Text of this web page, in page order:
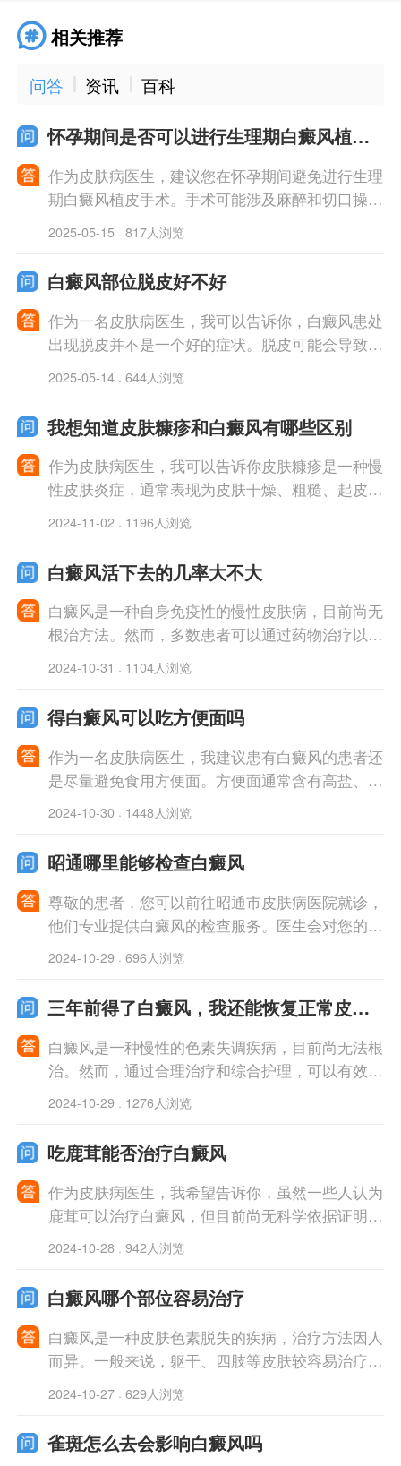
相关推荐
问答 资讯 百科
怀孕期间是否可以进行生理期白癜风植皮
手术
作为皮肤病医生，建议您在怀孕期间避免进行生理
期白癜风植皮手术。手术可能涉及麻醉和切口操
作，对胎儿的安全会有一定风险。建议您与医生合
作，寻找其他非手术治疗方法或推迟手术
2025-05-15 · 817人浏览
白癜风部位脱皮好不好
作为一名皮肤病医生，我可以告诉你，白癜风患处
出现脱皮并不是一个好的症状。脱皮可能会导致皮
肤变得更加敏感，容易受到外界刺激和感染的影
响。此外，脱皮也可能会给患者带来心理负
2025-05-14 · 644人浏览
我想知道皮肤糠疹和白癜风有哪些区别
作为皮肤病医生，我可以告诉你皮肤糠疹是一种慢
性皮肤炎症，通常表现为皮肤干燥、粗糙、起皮和
瘙痒等症状，一般不引起色素异常。而白癜风是一
种常见的自身免疫性色素缺失疾病，会导
2024-11-02 · 1196人浏览
白癜风活下去的几率大不大
白癜风是一种自身免疫性的慢性皮肤病，目前尚无
根治方法。然而，多数患者可以通过药物治疗以及
改善生活方式等手段来缓解症状，提高活下去的机
会。药物治疗包括激素外用、紫外线照
2024-10-31 · 1104人浏览
得白癜风可以吃方便面吗
作为一名皮肤病医生，我建议患有白癜风的患者还
是尽量避免食用方便面。方便面通常含有高盐、高
油和添加剂等成分，这些可能对病情产生负面影
响。建议患者饮食上尽量选择营养均衡
2024-10-30 · 1448人浏览
昭通哪里能够检查白癜风
尊敬的患者，您可以前往昭通市皮肤病医院就诊，
他们专业提供白癜风的检查服务。医生会对您的症
状进行详细询问和观察，并根据需要进行相应的实
验室检查、皮肤镜检查等。据此，医生将
2024-10-29 · 696人浏览
三年前得了白癜风，我还能恢复正常皮肤
吗
白癜风是一种慢性的色素失调疾病，目前尚无法根
治。然而，通过合理治疗和综合护理，可以有效缓
解白斑扩散，促进色素再生。建议您及时就医，由
专业皮肤病医生制定个性化的治疗方案。在
2024-10-29 · 1276人浏览
吃鹿茸能否治疗白癜风
作为皮肤病医生，我希望告诉你，虽然一些人认为
鹿茸可以治疗白癜风，但目前尚无科学依据证明其
疗效。白癜风是一种复杂的自身免疫性疾病，需要
综合治疗。建议你咨询专业医生，选择标准
2024-10-28 · 942人浏览
白癜风哪个部位容易治疗
白癜风是一种皮肤色素脱失的疾病，治疗方法因人
而异。一般来说，躯干、四肢等皮肤较容易治疗，
而面部、手掌、足心等部位治疗难度较大。提前咨
询专业医生，制定个体化治疗方案是关键
2024-10-27 · 629人浏览
雀斑怎么去会影响白癜风吗